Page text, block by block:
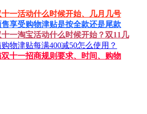
十一活动什么时候开始、几月几号
售享受购物津贴是按全款还是尾款
十一淘宝活动什么时候开始？双11几
购物津贴每满400减50怎么使用？
双十一招商规则要求、时间、购物